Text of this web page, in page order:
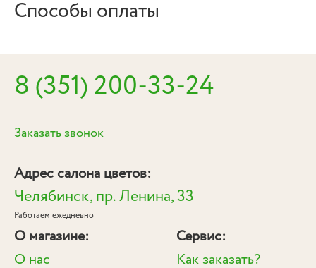
Способы оплаты
8 (351) 200-33-24
Заказать звонок
Адрес салона цветов:
Челябинск, пр. Ленина, 33
Работаем ежедневно
О магазине:
О нас
Сервис:
Как заказать?